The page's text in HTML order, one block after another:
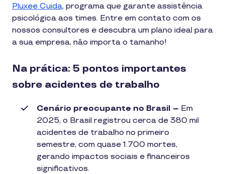
Pluxee Cuida, programa que garante assistência
psicológica aos times. Entre em contato com os
nossos consultores e descubra um plano ideal para
a sua empresa, não importa o tamanho!
Na prática: 5 pontos importantes
sobre acidentes de trabalho
Cenário preocupante no Brasil – Em
2025, o Brasil registrou cerca de 380 mil
acidentes de trabalho no primeiro
semestre, com quase 1.700 mortes,
gerando impactos sociais e financeiros
significativos.